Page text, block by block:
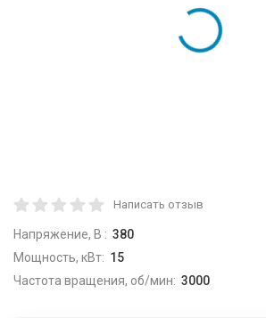
Написать отзыв
Напряжение, В : 380
Мощность, кВт: 15
Частота вращения, об/мин: 3000